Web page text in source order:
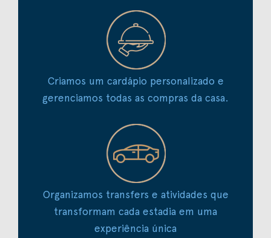
Criamos um cardápio personalizado e
gerenciamos todas as compras da casa.
Organizamos transfers e atividades que
transformam cada estadia em uma
experiência única